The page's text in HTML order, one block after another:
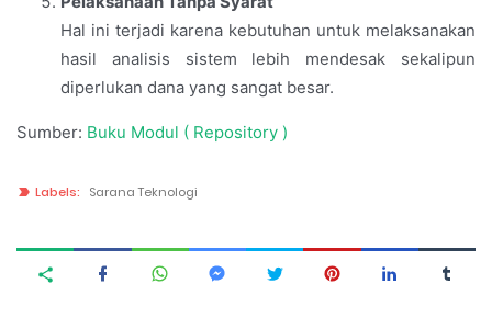
Hal ini terjadi karena kebutuhan untuk melaksanakan
hasil analisis sistem lebih mendesak sekalipun
diperlukan dana yang sangat besar.
Sumber: Buku Modul ( Repository )
Labels: Sarana Teknologi